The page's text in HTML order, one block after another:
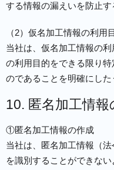
する情報の漏えいを防止
（2）仮名加工情報の利用
当社は、仮名加工情報の
の利用目的をできる限り
のであることを明確にした
10. 匿名加工情報
①匿名加工情報の作成
当社は、匿名加工情報（
を識別することができな